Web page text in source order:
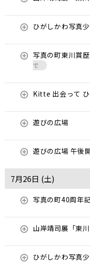
ひがしかわ写真
写真の町東川賞
で
Kitte 出会って
遊びの広場
遊びの広場 午後
7月26日 (土)
写真の町40周年
山岸靖司展「東
ひがしかわ写真